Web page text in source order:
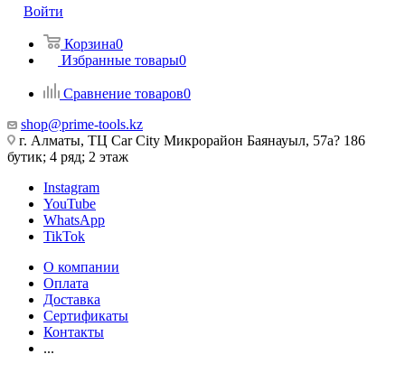
Войти
Корзина0
Избранные товары0
Сравнение товаров0
shop@prime-tools.kz
г. Алматы, ТЦ Car City​ ​Микрорайон Баянауыл, 57а? ​186
бутик; 4 ряд; 2 этаж
Instagram
YouTube
WhatsApp
TikTok
О компании
Оплата
Доставка
Сертификаты
Контакты
...